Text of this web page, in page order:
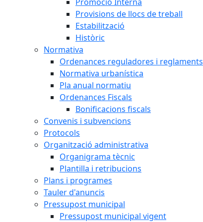
Provisions de llocs de treball
Estabilització
Històric
Normativa
Ordenances reguladores i reglaments
Normativa urbanística
Pla anual normatiu
Ordenances Fiscals
Bonificacions fiscals
Convenis i subvencions
Protocols
Organització administrativa
Organigrama tècnic
Plantilla i retribucions
Plans i programes
Tauler d'anuncis
Pressupost municipal
Pressupost municipal vigent